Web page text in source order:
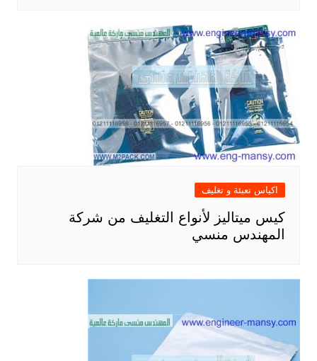
اكياس تعبئة و تغليف
كيس ميتاليز لأنواع التغليف من شركة
المهندس منسي